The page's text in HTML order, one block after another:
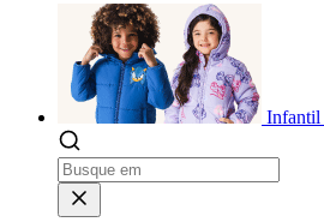
Infantil